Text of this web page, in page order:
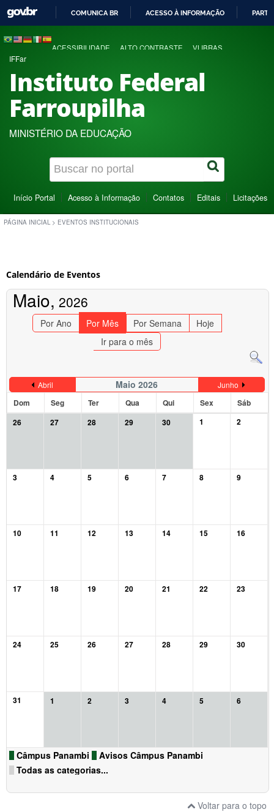
COMUNICA BR ACESSO À INFORMAÇÃO
ACESSIBILIDADE ALTO CONTRASTE VLIBRAS
IFFar
Instituto Federal
Farroupilha
MINISTÉRIO DA EDUCAÇÃO
Início Portal Acesso à Informação Contatos Editais Licitações
PÁGINA INICIAL > EVENTOS INSTITUCIONAIS
Calendário de Eventos
Maio, 2026
Por Ano Por Mês Por Semana
Hoje
Ir para o mês
Abril Maio 2026 Junho
Dom Seg Ter Qua Qui Sex
Sáb
26
27 28 29 30 1 2
3 4 5 6 7 8 9
10 11 12 13 14 15 16
17 18 19 20 21 22 23
24 25 26 27 28 29 30
31 1 2 3 4 5 6
Câmpus Panambi
Avisos Câmpus Panambi
Todas as categorias...
Voltar para o topo